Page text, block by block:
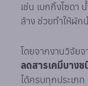
เช่น เบกกิ้งโซดา
ล้าง ช่วยทำให้ผัก
โดยจากงานวิจัย
ลดสารเคมีบาง
ได้ครบทุกประเภท